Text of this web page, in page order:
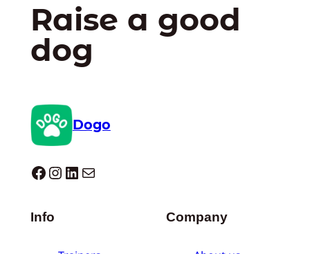
Raise a good
dog
Dogo
Dogo facebook InstagramLinkedIn E-mail
Info Company